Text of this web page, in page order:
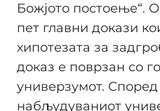
Божјото постоење“.
пет главни докази
хипотезата за
доказ е поврзан со
универзумот.
набљудуваниот